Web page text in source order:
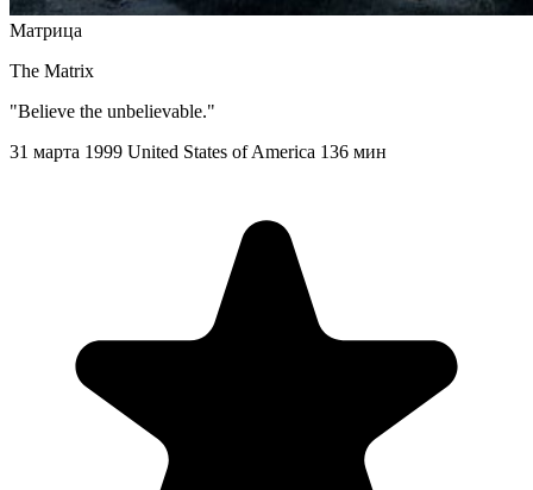
Матрица
The Matrix
"Believe the unbelievable."
31 марта 1999 United States of America 136 мин